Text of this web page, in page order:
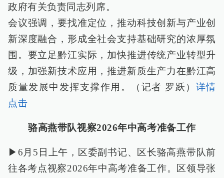
政府有关负责同志列席。
会议强调，要找准定位，推动科技创新与产业创
新深度融合，形成全社会支持基础研究的浓厚氛
围。要立足黔江实际，加快推进传统产业转型升
级，加强新技术应用，推进新质生产力在黔江高
质量发展中发挥支撑作用。（记者 罗跃） 详情
点击
骆高燕带队视察2026年中高考准备工作
▶6月5日上午，区委副书记、区长骆高燕带队前
往各考点视察2026年中高考准备工作。区领导张